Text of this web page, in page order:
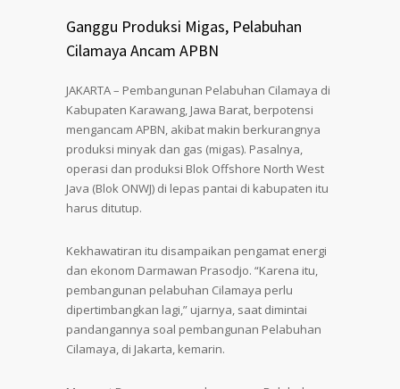
Ganggu Produksi Migas, Pelabuhan
Cilamaya Ancam APBN
JAKARTA – Pembangunan Pelabuhan Cilamaya di
Kabupaten Karawang, Jawa Barat, berpotensi
mengancam APBN, akibat makin berkurangnya
produksi minyak dan gas (migas). Pasalnya,
operasi dan produksi Blok Offshore North West
Java (Blok ONWJ) di lepas pantai di kabupaten itu
harus ditutup.
Kekhawatiran itu disampaikan pengamat energi
dan ekonom Darmawan Prasodjo. “Karena itu,
pembangunan pelabuhan Cilamaya perlu
dipertimbangkan lagi,” ujarnya, saat dimintai
pandangannya soal pembangunan Pelabuhan
Cilamaya, di Jakarta, kemarin.